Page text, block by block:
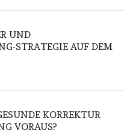
UND
STRATEGIE AUF DEM
KORREKTUR
VORAUS?